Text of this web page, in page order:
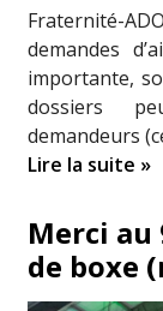
Fraternité-
demandes
importante,
dossiers
demandeurs
Lire la suite »
Merci au
de boxe